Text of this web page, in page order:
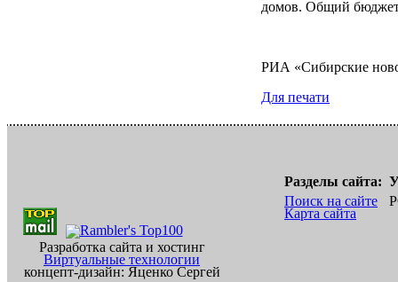
домов. Общий бюджет
РИА «Сибирские
Для печати
Разработка сайта и хостинг
Виртуальные технологии
концепт-дизайн: Яценко Сергей
Разделы сайта:
Поиск на сайте
Карта сайта